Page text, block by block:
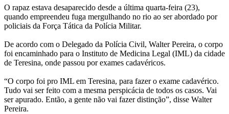
O rapaz estava desaparecido desde a última quarta-feira (23),
quando empreendeu fuga mergulhando no rio ao ser abordado por
policiais da Força Tática da Polícia Militar.
De acordo com o Delegado da Polícia Civil, Walter Pereira, o corpo
foi encaminhado para o Instituto de Medicina Legal (IML) da cidade
de Teresina, onde passou por exames cadavéricos.
“O corpo foi pro IML em Teresina, para fazer o exame cadavérico.
Tudo vai ser feito com a mesma perspicácia de todos os casos. Vai
ser apurado. Então, a gente não vai fazer distinção”, disse Walter
Pereira.